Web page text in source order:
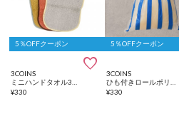
5％OFFクーポン

3COINS
¥330
5％OFFクーポン
3COINS
¥330